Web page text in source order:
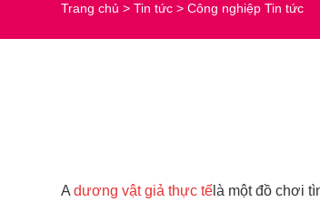
Trang chủ > Tin tức >Công nghiệp Tin tức
Adương vật giả thực tế là một đồ chơi